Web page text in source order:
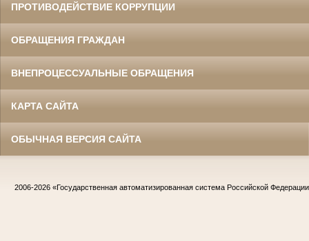
ПРОТИВОДЕЙСТВИЕ КОРРУПЦИИ
ОБРАЩЕНИЯ ГРАЖДАН
ВНЕПРОЦЕССУАЛЬНЫЕ ОБРАЩЕНИЯ
КАРТА САЙТА
ОБЫЧНАЯ ВЕРСИЯ САЙТА
2006-2026 «Государственная автоматизированная система Российской